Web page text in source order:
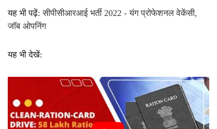
यह भी पढ़ें:सीपीसीआरआई भर्ती 2022 - यंग प्रोफेशनल वेकेंसी,
जॉब ओपनिंग
यह भी देखें: